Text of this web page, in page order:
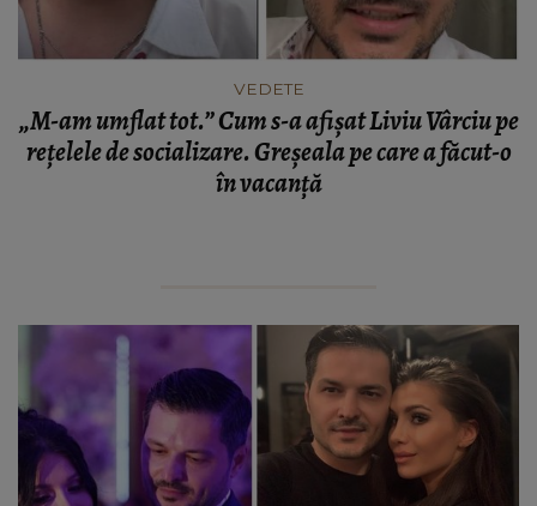
VEDETE
„M-am umflat tot.” Cum s-a afișat Liviu Vârciu pe
rețelele de socializare. Greșeala pe care a făcut-o
în vacanță